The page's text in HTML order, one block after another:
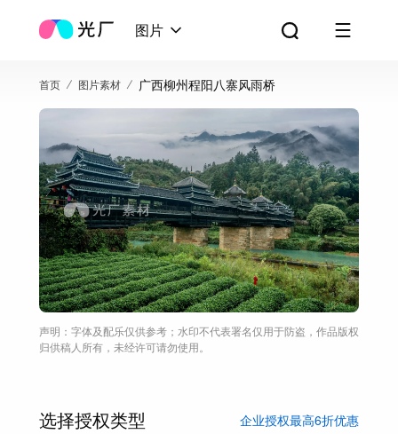
图片
首页 图片素材 广西柳州程阳八寨风雨桥
声明：字体及配乐仅供参考；水印不代表署名仅用于防盗，作品版权
归供稿人所有，未经许可请勿使用。
选择授权类型 企业授权最高6折优惠